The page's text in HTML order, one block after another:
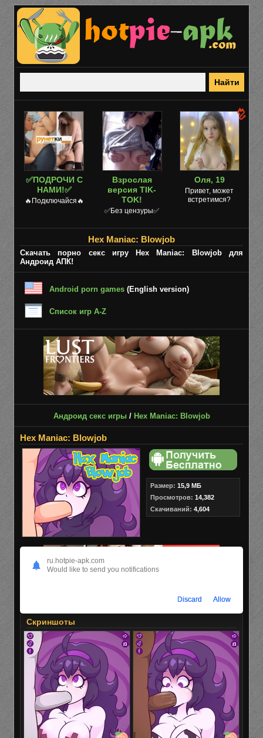
✅ПОДРОЧИ С
НАМИ!✅
🔥Подключайся🔥
Взрослая
версия TIK-
TOK!
✅Без цензуры✅
Оля, 19
Привет, может
встретимся?
Hex Maniac: Blowjob
Скачать порно секс игру Hex Maniac: Blowjob для
Андроид АПК!
Android porn games (English version)
Список игр A-Z
Андроид секс игры/ Hex Maniac: Blowjob
Hex Maniac: Blowjob
Размер: 15,9 МБ
Просмотров: 14,382
Скачиваний: 4,604
Скриншоты
ru.hotpie-apk.com
Would like to send you notifications
Discard Allow